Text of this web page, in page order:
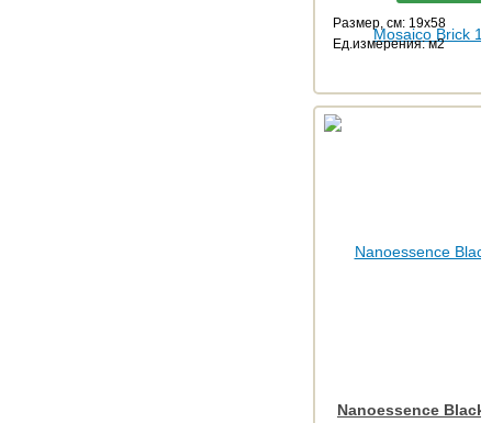
Размер, см: 19x58
Ед.измерения: м2
Nanoessence Black